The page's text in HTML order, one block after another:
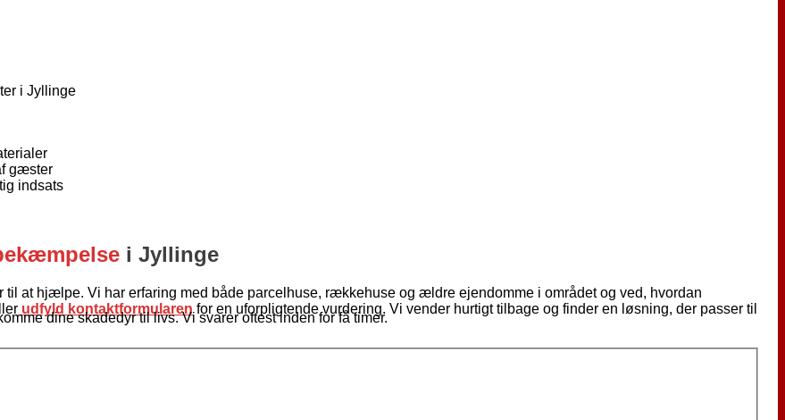
i Jyllinge
gæster
indsats
i Jyllinge
at hjælpe. Vi har erfaring med både parcelhuse, rækkehuse og ældre ejendomme i området og ved, hvordan
udfyld kontaktformularenfor en uforpligtende vurdering. Vi vender hurtigt tilbage og finder en løsning, der passer til
dine skadedyr til livs. Vi svarer oftest inden for få timer.